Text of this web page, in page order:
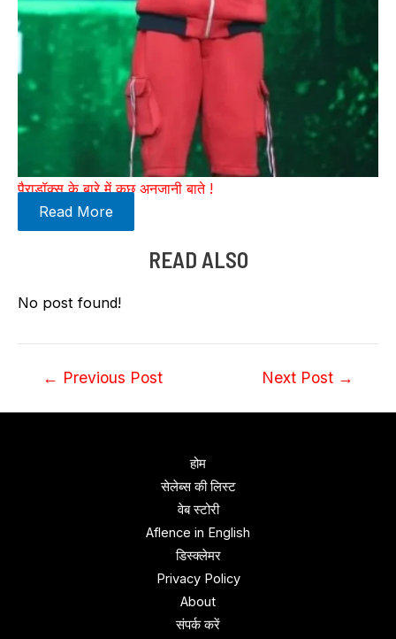
पैराडॉक्स के बारे में कुछ अनजानी बाते !
Read More
READ ALSO
No post found!
Post← Previous Post Next Post →
होम
सेलेब्स की लिस्ट
वेब स्‍टोरी
Aflence in English
डिस्‍क्‍लेमर
Privacy Policy
About
संपर्क करें